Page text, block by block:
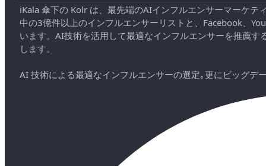
iKala 傘下の Kolr は、最先端のAIインフルエンサーマーケ
中の3億件以上のインフルエンサーリストと、Facebook、
います。AI技術を活用して最適なインフルエンサーを推薦
します。
AI 技術による最適なインフルエンサーの選定｡更にビッグデ